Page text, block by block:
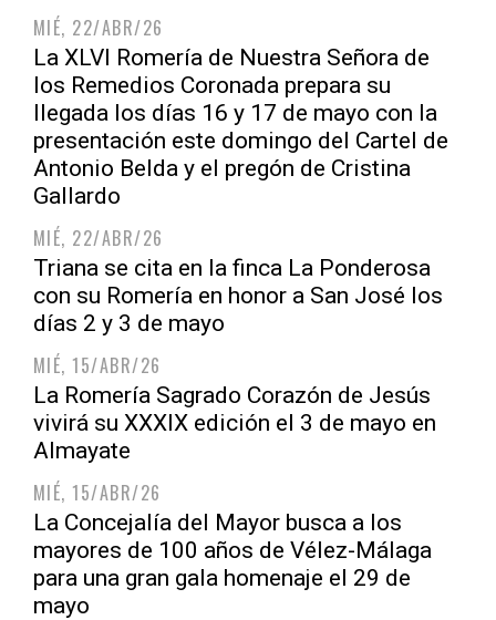
MIÉ, 22/ABR/26
La XLVI Romería de Nuestra Señora de
los Remedios Coronada prepara su
llegada los días 16 y 17 de mayo con la
presentación este domingo del Cartel de
Antonio Belda y el pregón de Cristina
Gallardo
MIÉ, 22/ABR/26
Triana se cita en la finca La Ponderosa
con su Romería en honor a San José los
días 2 y 3 de mayo
MIÉ, 15/ABR/26
La Romería Sagrado Corazón de Jesús
vivirá su XXXIX edición el 3 de mayo en
Almayate
MIÉ, 15/ABR/26
La Concejalía del Mayor busca a los
mayores de 100 años de Vélez-Málaga
para una gran gala homenaje el 29 de
mayo